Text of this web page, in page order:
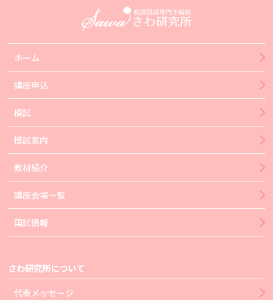
ホーム
講座申込
模試
模試案内
教材紹介
講座会場一覧
国試情報
さわ研究所について
代表メッセージ